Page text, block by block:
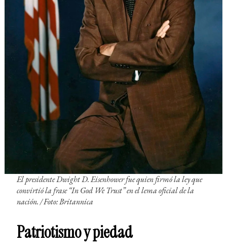
El presidente Dwight D. Eisenhower fue quien firmó la ley que
convirtió la frase “In God We Trust” en el lema oficial de la
nación. / Foto: Britannica
Patriotismo y piedad